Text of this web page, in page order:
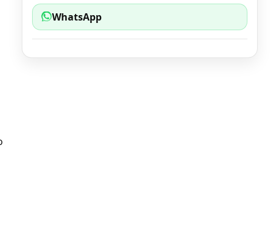
WhatsApp